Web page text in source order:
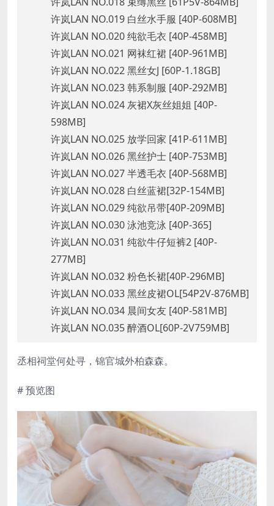
许岚LAN NO.019 白丝水手服 [40P-608MB]
许岚LAN NO.020 纯欲毛衣 [40P-458MB]
许岚LAN NO.021 网袜红裙 [40P-961MB]
许岚LAN NO.022 黑丝女J [60P-1.18GB]
许岚LAN NO.023 韩系制服 [40P-292MB]
许岚LAN NO.024 灰裙X灰丝姐姐 [40P-
598MB]
许岚LAN NO.025 放学回家 [41P-611MB]
许岚LAN NO.026 黑丝护士 [40P-753MB]
许岚LAN NO.027 半透毛衣 [40P-568MB]
许岚LAN NO.028 白丝蓝裙[32P-154MB]
许岚LAN NO.029 纯欲吊带[40P-209MB]
许岚LAN NO.030 泳池竞泳 [40P-365]
许岚LAN NO.031 纯欲牛仔短裤2 [40P-
277MB]
许岚LAN NO.032 粉色长裙[40P-296MB]
许岚LAN NO.033 黑丝皮裙OL[54P2V-876MB]
许岚LAN NO.034 晨间女友 [40P-581MB]
许岚LAN NO.035 醉酒OL[60P-2V759MB]
丞相祠堂何处寻，锦官城外柏森森。
# 预览图